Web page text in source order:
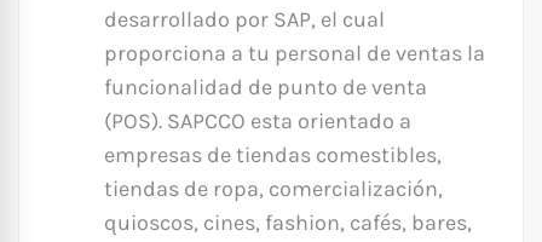
desarrollado por SAP, el cual
proporciona a tu personal de ventas la
funcionalidad de punto de venta
(POS). SAPCCO esta orientado a
empresas de tiendas comestibles,
tiendas de ropa, comercialización,
quioscos, cines, fashion, cafés, bares,